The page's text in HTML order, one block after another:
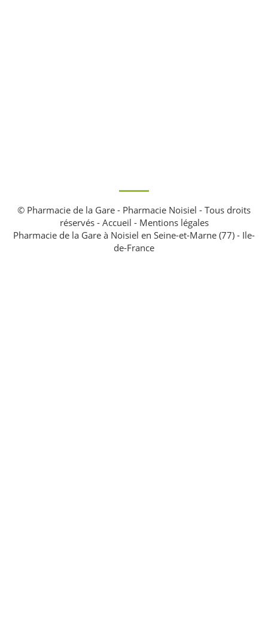
© Pharmacie de la Gare - Pharmacie Noisiel - Tous droits
réservés - Accueil - Mentions légales
Pharmacie de la Gare à Noisiel en Seine-et-Marne (77) - Ile-
de-France